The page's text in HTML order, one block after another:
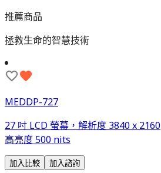
推薦商品
拯救生命的智慧技術
MEDDP-727
27 吋 LCD 螢幕，解析度 3840 x 2160
高亮度 500 nits
加入比較 加入諮詢